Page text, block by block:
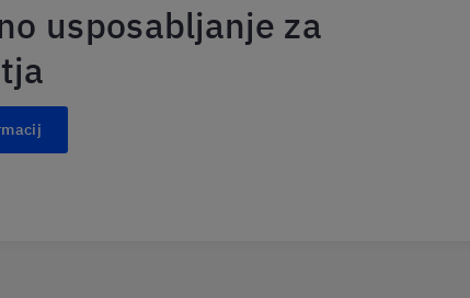
usposabljanje za